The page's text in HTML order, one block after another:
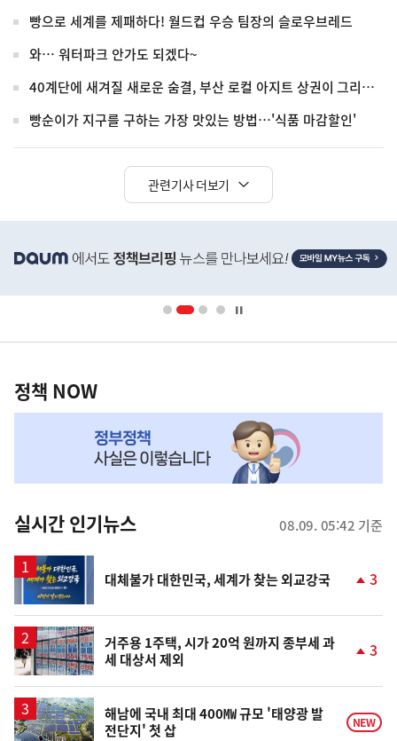
빵으로 세계를 제패하다! 월드컵 우승 팀장의 슬로우브레드
와… 워터파크 안가도 되겠다~
40계단에 새겨질 새로운 숨결, 부산 로컬 아지트 상권이 그리는 미래
빵순이가 지구를 구하는 가장 맛있는 방법…'식품 마감할인'
관련기사 더보기
단
배
영
책
NOW,
뉴
스
정책 NOW
실시간 인기뉴스 08.09. 05:42 기준
대체불가 대한민국, 세계가 찾는 외교강국 3
거주용 1주택, 시가 20억 원까지 종부세 과
세 대상서 제외
승
3
해남에 국내 최대 400㎿ 규모 '태양광 발
전단지' 첫 삽
NEW